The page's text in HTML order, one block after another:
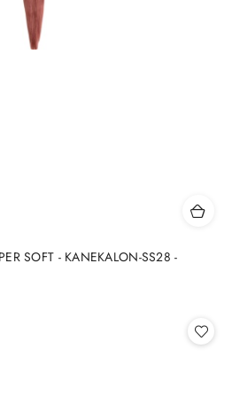
SOFT - KANEKALON-SS28 -